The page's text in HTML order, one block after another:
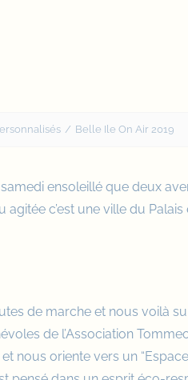
Belle Ile On Air 2019
samedi ensoleillé que deux
agitée c’est une ville du
de marche et nous voilà
de l’Association
nous oriente vers un